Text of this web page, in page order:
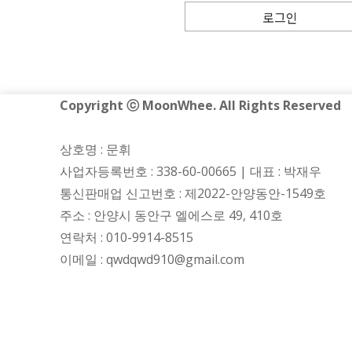
로그인
Copyright ⓒ MoonWhee. All Rights Reserved
상호명 : 문휘
사업자등록번호 : 338-60-00665 | 대표 : 박재우
통신판매업 신고번호 : 제2022-안양동안-1549호
주소 : 안양시 동안구 엘에스로 49, 410호
연락처 : 010-9914-8515
이메일 : qwdqwd910@gmail.com